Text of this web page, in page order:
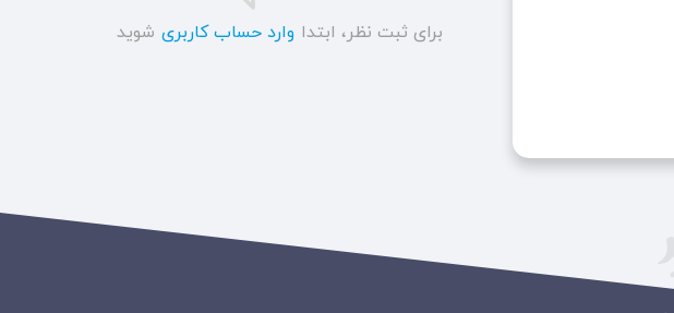
برای ثبت نظر، ابتدا وارد حساب کاربری شوید